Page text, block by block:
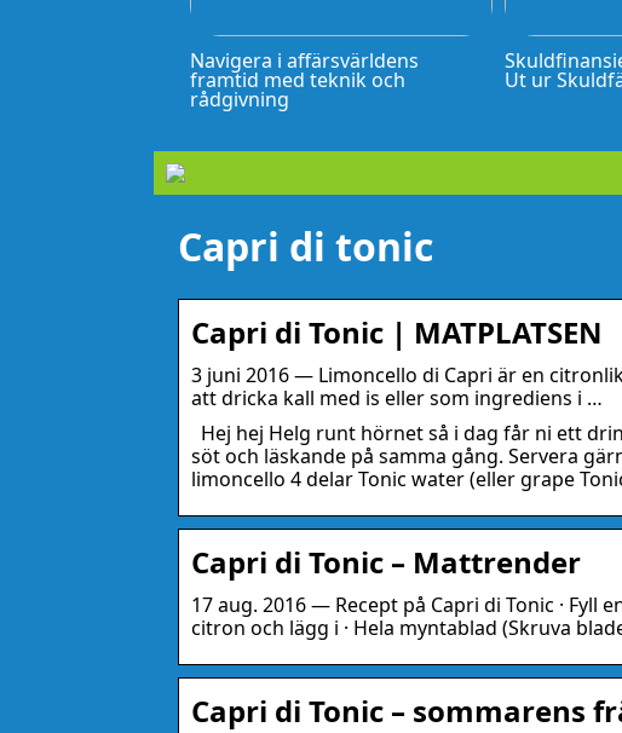
Navigera i affärsvärldens
framtid med teknik och
rådgivning
Ut ur
Capri di tonic
Capri di Tonic | MATPLATSEN
3 juni 2016 — Limoncello di Capri är en
att dricka kall med is eller som ingrediens i …
Hej hej Helg runt hörnet så i dag får ni ett
söt och läskande på samma gång. Servera
limoncello 4 delar Tonic water (eller grape
Capri di Tonic – Mattrender
17 aug. 2016 — Recept på Capri di Tonic · Fyll
citron och lägg i · Hela myntablad (Skruva
Capri di Tonic – sommarens